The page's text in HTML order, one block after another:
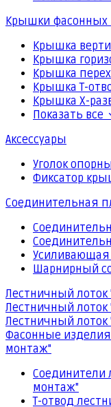
Крышки фасонных
Крышка
Крышка
Крышка
Крышка Т-
Крышка Х-
Показать все
Аксессуары
Уголок
Фиксатор
Соединительная
Усиливающая
Шарнирный
Лестничный
Лестничный лоток
Лестничный лоток
Фасонные
монтаж"
Соединители
монтаж"
Т-отвод